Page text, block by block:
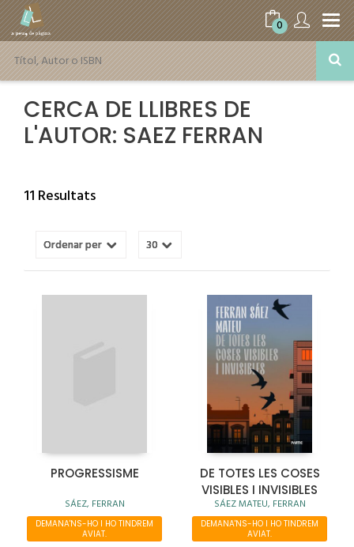
0
CERCA DE LLIBRES DE
L'AUTOR: SAEZ FERRAN
11 Resultats
PROGRESSISME
SÁEZ, FERRAN
DEMANA'NS-HO I HO TINDREM
AVIAT.
DE TOTES LES COSES
VISIBLES I INVISIBLES
SÁEZ MATEU, FERRAN
DEMANA'NS-HO I HO TINDREM
AVIAT.